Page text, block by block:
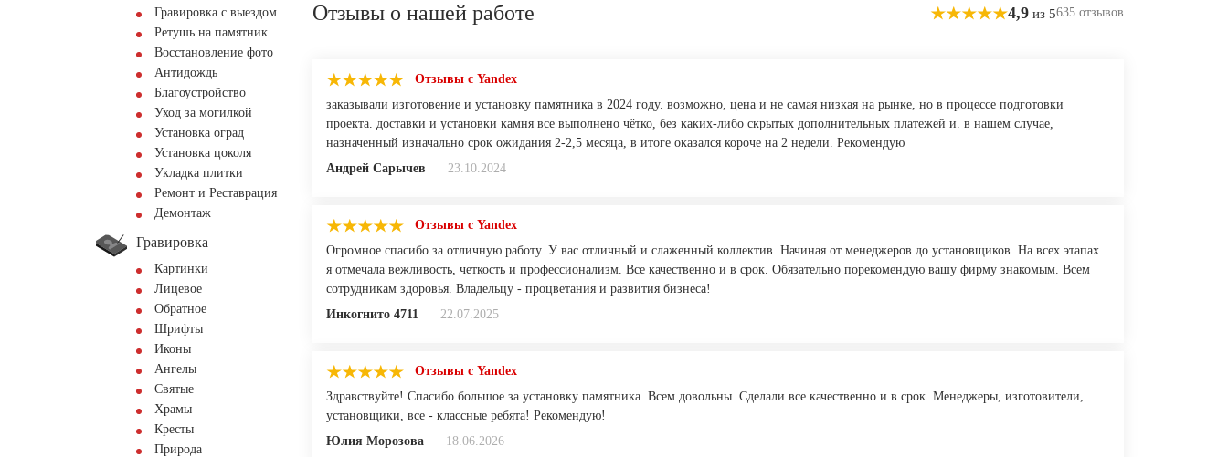
Гравировка с выездом
Ретушь на памятник
Восстановление фото
Антидождь
Благоустройство
Уход за могилкой
Установка оград
Установка цоколя
Укладка плитки
Ремонт и Реставрация
Демонтаж
Гравировка
Картинки
Лицевое
Обратное
Шрифты
Иконы
Ангелы
Святые
Храмы
Кресты
Природа
Отзывы о нашей работе 4,9 из 5635 отзывов
Отзывы с Yandex
заказывали изготовение и установку памятника в 2024 году. возможно, цена и не самая низкая на рынке, но в процессе подготовки
проекта. доставки и установки камня все выполнено чётко, без каких-либо скрытых дополнительных платежей и. в нашем случае,
назначенный изначально срок ожидания 2-2,5 месяца, в итоге оказался короче на 2 недели. Рекомендую
Андрей Сарычев
23.10.2024
Отзывы с Yandex
Огромное спасибо за отличную работу. У вас отличный и слаженный коллектив. Начиная от менеджеров до установщиков. На всех этапах
я отмечала вежливость, четкость и профессионализм. Все качественно и в срок. Обязательно порекомендую вашу фирму знакомым. Всем
сотрудникам здоровья. Владельцу - процветания и развития бизнеса!
Инкогнито 4711
22.07.2025
Отзывы с Yandex
Здравствуйте! Спасибо большое за установку памятника. Всем довольны. Сделали все качественно и в срок. Менеджеры, изготовители,
установщики, все - классные ребята! Рекомендую!
Юлия Морозова
18.06.2026